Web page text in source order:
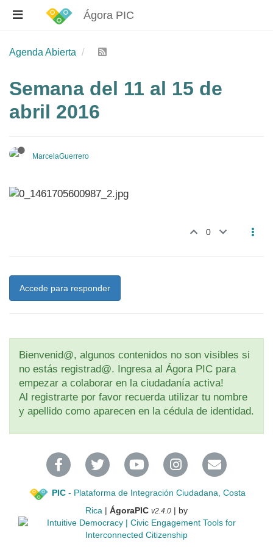
Ágora PIC
Agenda Abierta
Semana del 11 al 15 de
abril 2016
MarcelaGuerrero
0
Accede para responder
Bienvenid@, algunos contenidos no son visibles si
no estás registrad@. Ingresa al Ágora PIC para
empezar a colaborar en la ciudadanía activa!
Al registrarte por favor recuerda utilizar tu nombre
y apellido como aparecen en la cédula de identidad.
PIC- Plataforma de Integración Ciudadana, Costa
Rica | ÁgoraPIC v2.4.0 | by